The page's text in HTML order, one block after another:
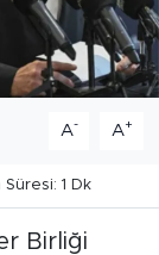
A- A+
Süresi: 1 Dk
Birliği